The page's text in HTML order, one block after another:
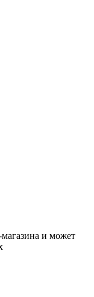
магазина и может